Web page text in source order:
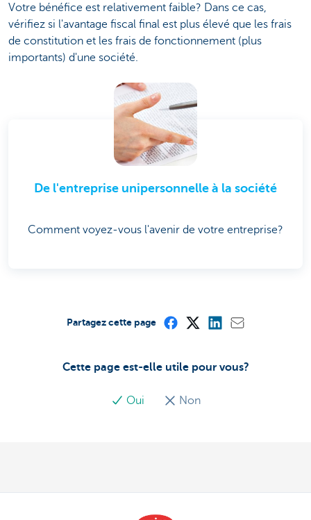
Votre bénéfice est relativement faible? Dans ce cas,
vérifiez si l'avantage fiscal final est plus élevé que les frais
de constitution et les frais de fonctionnement (plus
importants) d'une société.
De l'entreprise unipersonnelle à la société
Comment voyez-vous l'avenir de votre entreprise?
Cette page est-elle utile pour vous?
Oui Non
Partagez cette page